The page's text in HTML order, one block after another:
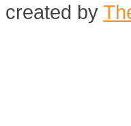
created by